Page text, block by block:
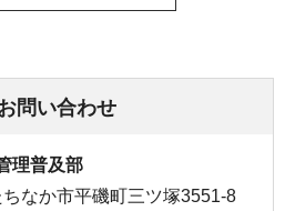
問い合わせ
理普及部
なか市平磯町三ツ塚3551-8